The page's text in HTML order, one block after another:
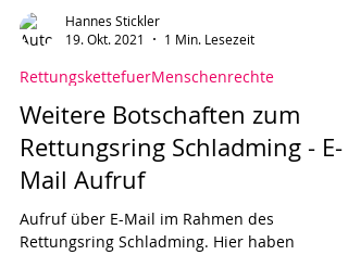
19. Okt. 2021
1 Min. Lesezeit
RettungskettefuerMenschenrechte
Weitere Botschaften zum
Rettungsring Schladming - E-
Mail Aufruf